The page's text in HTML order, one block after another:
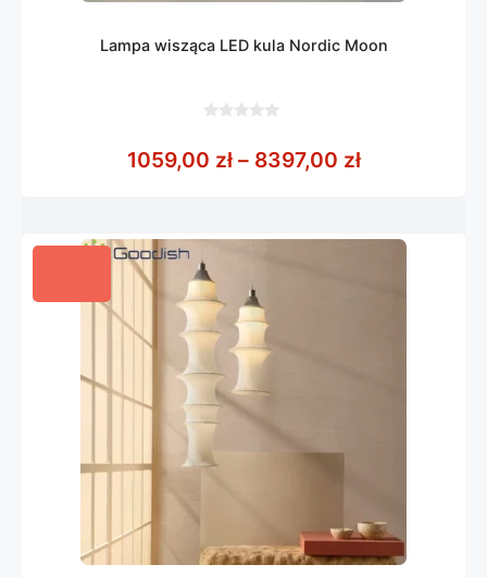
Lampa wisząca LED kula Nordic Moon
5
1059,00 zł – 8397,00 złZakres cen: